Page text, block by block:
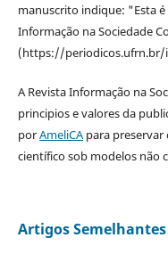
manuscrito indique: "Esta
Informação na Sociedade
(https://periodicos.ufrn.br/
A Revista Informação na
principios e valores da
porAmeliCApara preservar
científico sob modelos não
Artigos Semelhantes